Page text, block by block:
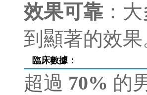
效果可靠 ：
到顯著的效果
臨床數據：
超過 70% 的